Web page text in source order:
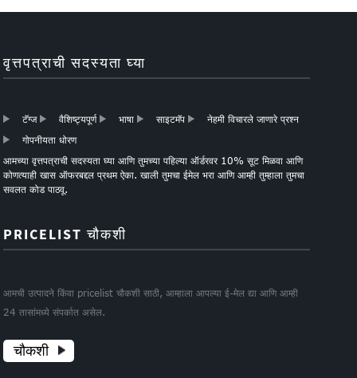
वृत्तपत्राची सदस्यता घ्या
टॅग्ज वैशिष्ट्यपूर्ण भाषा साइटमॅप
नेहमी विचारले जाणारे प्रश्न
गोपनीयता धोरण
आमच्या वृत्तपत्राची सदस्यता घ्या आणि तुमच्या पहिल्या ऑर्डरवर 10% सूट मिळवा आणि
कोणत्याही खास ऑफरबद्दल प्रथम ऐका. खाली तुमचा ईमेल भरा आणि आम्ही तुम्हाला तुमचा
सवलत कोड पाठवू.
PRICELIST चौकशी
आमची उत्पादने किंवा pricelist चौकशी साठी, आम्हाला आपल्या ई-मेल द्या आणि आम्ही
24 तासांमध्ये संपर्कात असेल.
चौकशी